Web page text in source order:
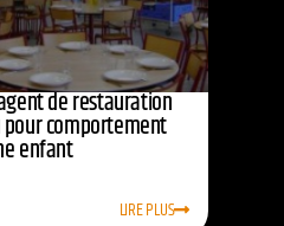
de restauration
comportement
enfant
LIRE PLUS